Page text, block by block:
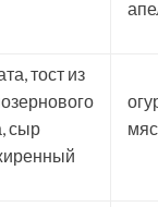
тост из
сыр